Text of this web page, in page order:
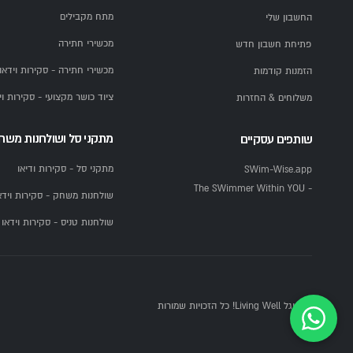
החשבון שלי
פתיחת חשבון חדש
הזמנות קודמות
משלוחים & החזרות
שותפים עסקיים
SWim-Wise.app
- The SWimmer Within YOU
מתח מקבילים
מכשירי חתירה
מכשירי חתירה - סקירות וידאו
ציוד כושר מקצועי - סקירות
מתקני סל ושולחנות
מתקני סל - סקירות ודיאו
שולחנות משחק - סקירות
שולחנות טניס - סקירות וידאו
© יגל Living Well! כל הזכויות שמורות